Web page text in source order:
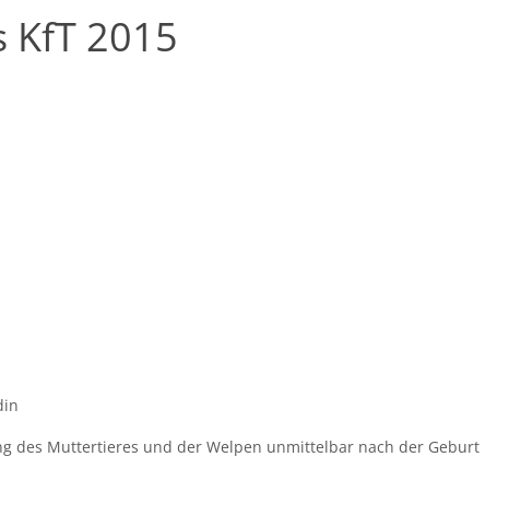
2015
des Muttertieres und der Welpen unmittelbar nach der Geburt